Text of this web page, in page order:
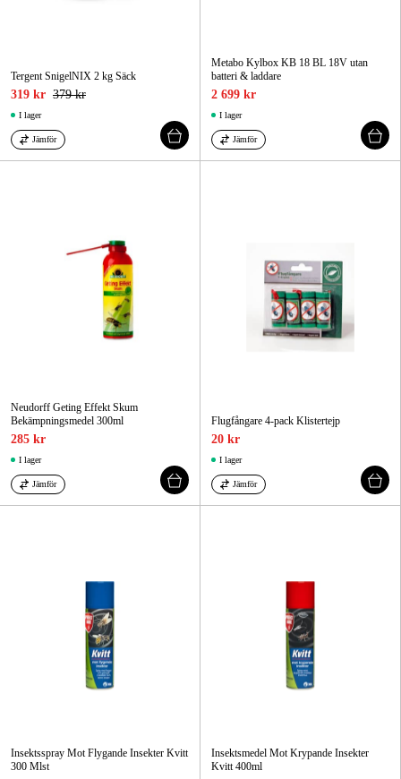
Tergent SnigelNIX 2 kg Säck
319 kr 379 kr
I lager
Jämför
Metabo Kylbox KB 18 BL 18V utan
batteri & laddare
2 699 kr
I lager
Jämför
Neudorff Geting Effekt Skum
Bekämpningsmedel 300ml
285 kr
I lager
Jämför
Flugfångare 4-pack Klistertejp
20 kr
I lager
Jämför
Insektsspray Mot Flygande Insekter Kvitt
300 Mlst
Insektsmedel Mot Krypande Insekter
Kvitt 400ml